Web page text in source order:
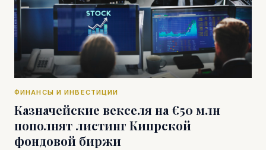
ФИНАНСЫ И ИНВЕСТИЦИИ
Казначейские векселя на €50 млн
пополнят листинг Кипрской
фондовой биржи